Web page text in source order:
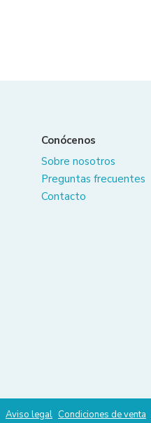
Conócenos
Sobre nosotros
Preguntas frecuentes
Contacto
Aviso legal Condiciones de venta